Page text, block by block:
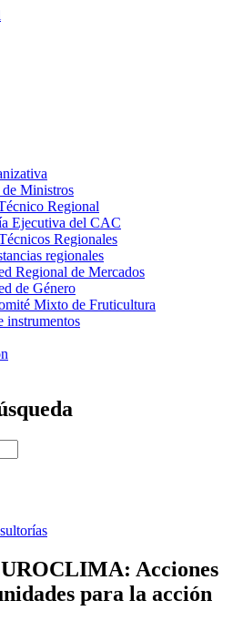
Ministros
Regional
Ejecutiva del CAC
Regionales
regionales
Regional de Mercados
de Género
Mixto de Fruticultura
instrumentos
Acciones
para la acción